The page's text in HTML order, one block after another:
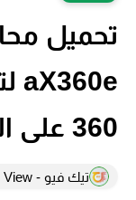
تحميل
360 على الأندرويد مجاناً
تيك فيو - Tech View